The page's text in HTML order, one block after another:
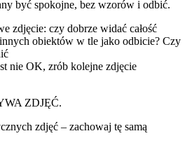
być spokojne, bez wzorów i odbić.
zdjęcie: czy dobrze widać całość
obiektów w tle jako odbicie? Czy
nie OK, zrób kolejne zdjęcie
ZDJĘĆ.
zdjęć – zachowaj tę samą